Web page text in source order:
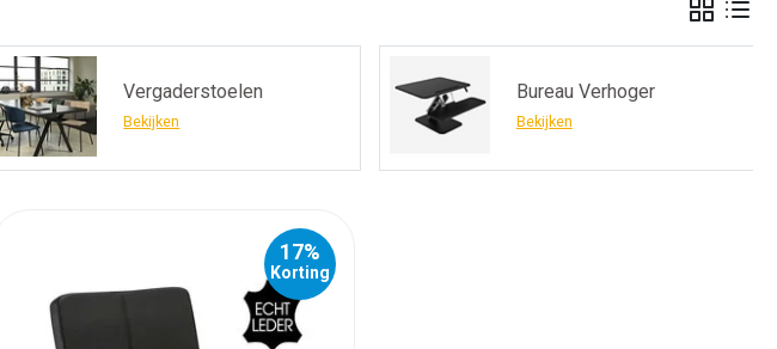
Vergaderstoelen
Bekijken
Bureau Verhoger
Bekijken
17%
Korting